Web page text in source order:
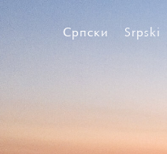
Српски Srpski